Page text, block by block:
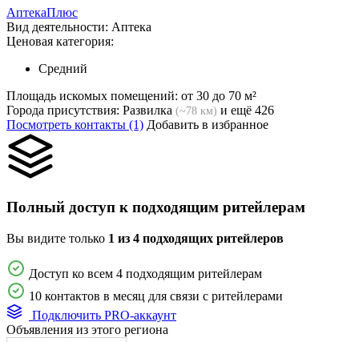
АптекаПлюс
Вид деятельности: Аптека
Ценовая категория:
Средний
Площадь искомых помещений: от 30 до 70 м²
Города присутствия: Развилка (~78 км) и ещё 426
Посмотреть контакты (1) Добавить в избранное
Полный доступ к подходящим ритейлерам
Вы видите только 1 из 4 подходящих ритейлеров
Доступ ко всем 4 подходящим ритейлерам
10 контактов в месяц для связи с ритейлерами
Подключить PRO-аккаунт
Объявления из этого региона